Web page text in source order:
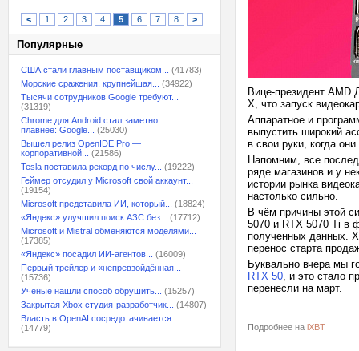
< 1 2 3 4 5 6 7 8 >
Популярные
США стали главным поставщиком...
(41783)
Морские сражения, крупнейшая...
(34922)
Тысячи сотрудников Google требуют...
(31319)
Chrome для Android стал заметно
плавнее: Google...
(25030)
Вышел релиз OpenIDE Pro —
корпоративной...
(21586)
Tesla поставила рекорд по числу...
(19222)
Геймер отсудил у Microsoft свой аккаунт...
(19154)
Microsoft представила ИИ, который...
(18824)
«Яндекс» улучшил поиск АЗС без...
(17712)
Microsoft и Mistral обменяются моделями...
(17385)
«Яндекс» посадил ИИ-агентов...
(16009)
Первый трейлер и «непревзойдённая...
(15736)
Учёные нашли способ обрушить...
(15257)
Закрытая Xbox студия-разработчик...
(14807)
Власть в OpenAI сосредотачивается...
(14779)
Вице-президент AMD
X, что запуск
Аппаратное и
выпустить широкий
в свои руки, когда
Напомним, все
ряде магазинов и у
истории рынка
настолько сильно.
В чём причины этой
5070 и RTX 5070 Ti в
полученных данных.
перенос старта
Буквально вчера мы
RTX 50, и это стало
перенесли на март.
Подробнее на iXBT